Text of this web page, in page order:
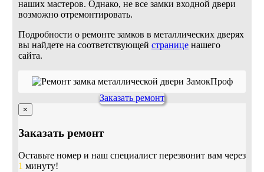
наших мастеров. Однако, не все замки входной двери
возможно отремонтировать.
Подробности о ремонте замков в металлических дверях
вы найдете на соответствующей страниценашего
сайта.
Заказать ремонт
×
Заказать ремонт
Оставьте номер и наш специалист перезвонит вам через
1 минуту!